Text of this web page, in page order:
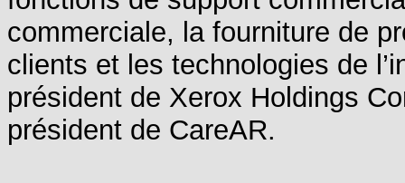
commerciale, la fourniture de
clients et les technologies de
président de Xerox Holdings
président de CareAR.